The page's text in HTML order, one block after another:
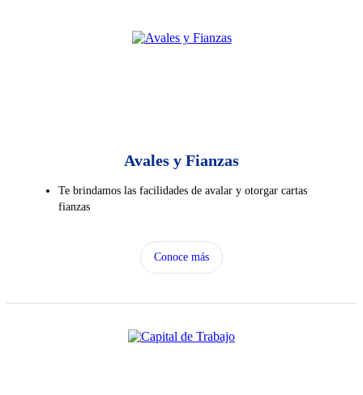
Avales y Fianzas
Te brindamos las facilidades de avalar y otorgar cartas
fianzas
Conoce más